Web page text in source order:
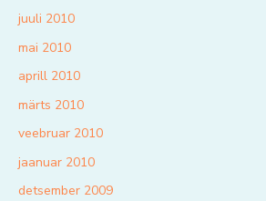
juuli 2010
mai 2010
aprill 2010
märts 2010
veebruar 2010
jaanuar 2010
detsember 2009